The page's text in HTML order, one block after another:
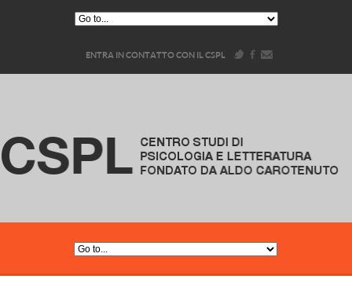
ENTRA IN CONTATTO CON IL CSPL